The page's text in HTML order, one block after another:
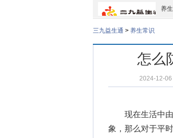
养
三九益生通 > 养生常识
怎么
2024-12-06
现在生活中由
象，那么对于平